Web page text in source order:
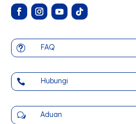
t FAQ
 Hubungi
w Aduan